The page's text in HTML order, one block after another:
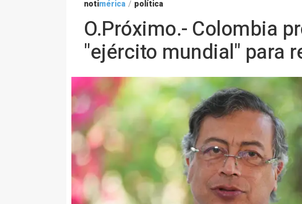
notimérica / política
O.Próximo.- Colombia
"ejército mundial" para